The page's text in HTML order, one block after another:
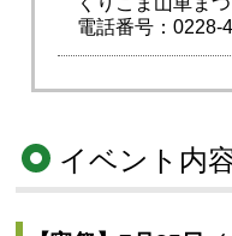
電話番号：0228-
イベント内